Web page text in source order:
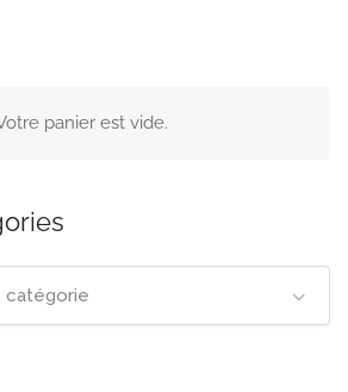
panier est vide.
catégorie